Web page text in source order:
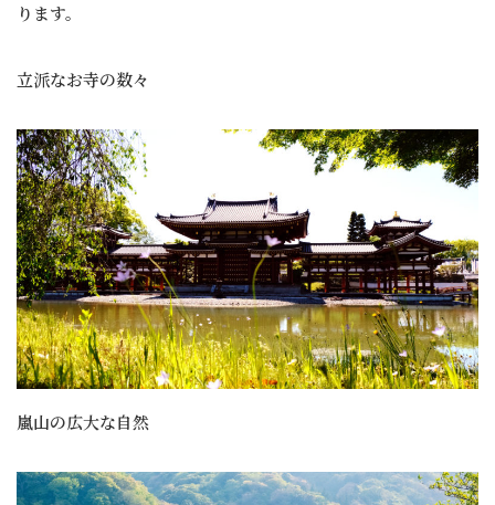
ります。
立派なお寺の数々
嵐山の広大な自然